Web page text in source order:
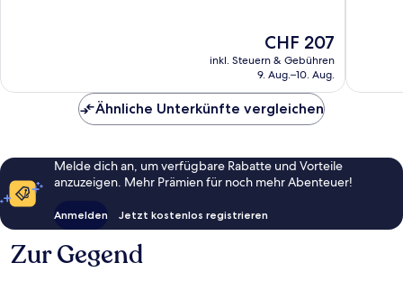
Der
Preis
beträgt
CHF 207
inkl. Steuern & Gebühren
9. Aug.–10. Aug.
Ähnliche Unterkünfte vergleichen
Melde dich an, um verfügbare Rabatte und Vorteile
anzuzeigen. Mehr Prämien für noch mehr Abenteuer!
Anmelden Jetzt kostenlos registrieren
Zur Gegend